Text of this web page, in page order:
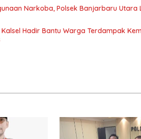
Narkoba, Polsek Banjarbaru Utara
Hadir Bantu Warga Terdampak